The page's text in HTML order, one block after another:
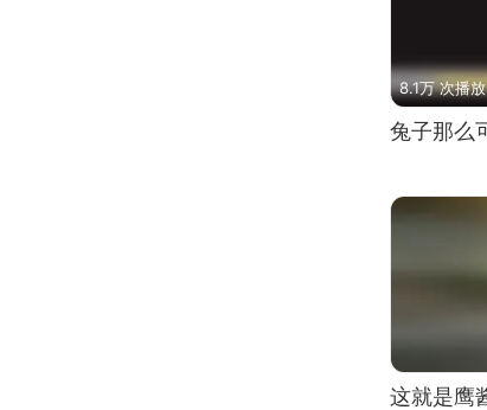
8.1万 次播放
兔子那么
这就是鹰